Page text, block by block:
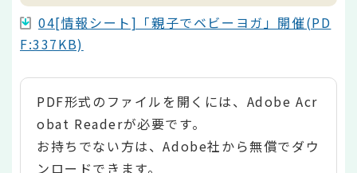
04[情報シート]「親子でベビーヨガ」開催(PD
F:337KB)
PDF形式のファイルを開くには、Adobe Acr
obat Readerが必要です。
お持ちでない方は、Adobe社から無償でダウ
ンロードできます。